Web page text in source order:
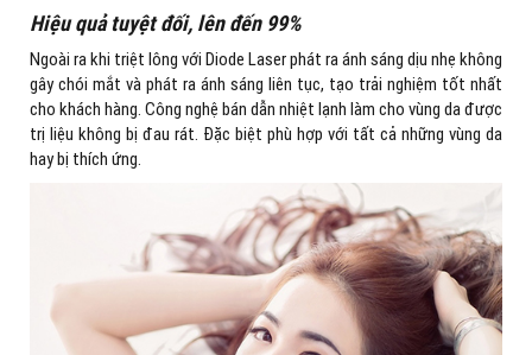
Hiệu quả tuyệt đối, lên đến 99%
Ngoài ra khi triệt lông với Diode Laser phát ra ánh sáng dịu nhẹ không
gây chói mắt và phát ra ánh sáng liên tục, tạo trải nghiệm tốt nhất
cho khách hàng. Công nghệ bán dẫn nhiệt lạnh làm cho vùng da được
trị liệu không bị đau rát. Đặc biệt phù hợp với tất cả những vùng da
hay bị thích ứng.